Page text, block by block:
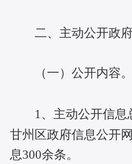
二、主动公开政
（一）公开内容。
1 、主动公开信息
甘州区政府信息公开
息300余条。